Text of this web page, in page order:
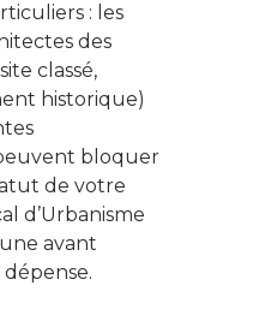
: les
des
classé,
historique)
bloquer
de votre
d’Urbanisme
avant